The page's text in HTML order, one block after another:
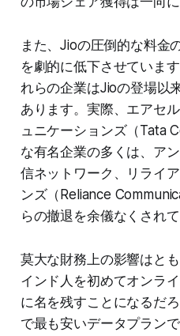
また、Jioの圧倒的な料金
を劇的に低下させていま
れらの企業はJioの登場以
あります。実際、エアセ
ュニケーションズ（Tata
な有名企業の多くは、ア
信ネットワーク、リライ
ンズ（Reliance
らの撤退を余儀なくされて
莫大な財務上の影響はと
インド人を初めてオンラ
に名を残すことになるだ
で最も安いデータプラン